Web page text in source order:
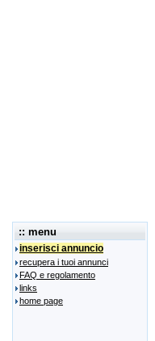
:: menu
inserisci annuncio
recupera i tuoi annunci
FAQ e regolamento
links
home page